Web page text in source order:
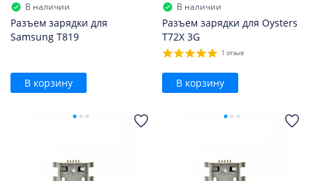
В наличии
Разъем зарядки для
Samsung T819
В корзину
В наличии
Разъем зарядки для Oysters
T72X 3G
1 отзыв
В корзину